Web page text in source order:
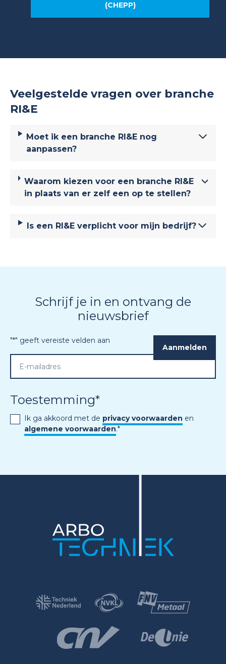
(CHEPP)
Veelgestelde vragen over branche
RI&E
Moet ik een branche RI&E nog
aanpassen?
Waarom kiezen voor een branche RI&E
in plaats van er zelf een op te stellen?
Is een RI&E verplicht voor mijn bedrijf?
Schrijf je in en ontvang de
nieuwsbrief
"*" geeft vereiste velden aan
Toestemming*
Ik ga akkoord met de privacy voorwaarden en
algemene voorwaarden.*